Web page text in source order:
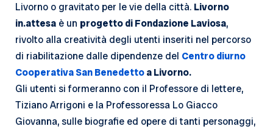
Livorno o gravitato per le vie della città. Livorno
in.attesaè un progetto di Fondazione Laviosa,
rivolto alla creatività degli utenti inseriti nel percorso
di riabilitazione dalle dipendenze del Centro diurno
Cooperativa San Benedettoa Livorno.
Gli utenti si formeranno con il Professore di lettere,
Tiziano Arrigoni e la Professoressa Lo Giacco
Giovanna, sulle biografie ed opere di tanti personaggi,